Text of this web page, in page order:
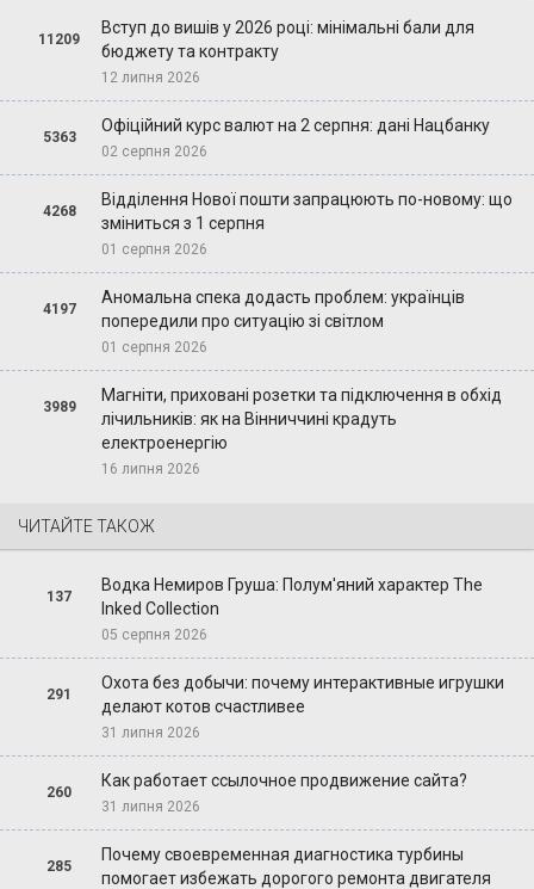
11209
Вступ до вишів у 2026 році: мінімальні бали для
бюджету та контракту
12 липня 2026
5363
Офіційний курс валют на 2 серпня: дані Нацбанку
02 серпня 2026
4268
Відділення Нової пошти запрацюють по-новому: що
зміниться з 1 серпня
01 серпня 2026
4197
Аномальна спека додасть проблем: українців
попередили про ситуацію зі світлом
01 серпня 2026
3989
Магніти, приховані розетки та підключення в обхід
лічильників: як на Вінниччині крадуть
електроенергію
16 липня 2026
ЧИТАЙТЕ ТАКОЖ
137
Водка Немиров Груша: Полум'яний характер The
Inked Collection
05 серпня 2026
291
Охота без добычи: почему интерактивные игрушки
делают котов счастливее
31 липня 2026
260
Как работает ссылочное продвижение сайта?
31 липня 2026
285
Почему своевременная диагностика турбины
помогает избежать дорогого ремонта двигателя